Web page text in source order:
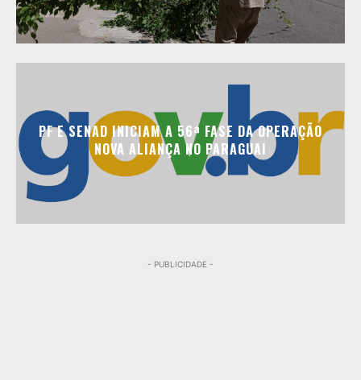
PF E SENAD INICIAM A 56ª FASE DA OPERAÇÃO
NOVA ALIANÇA NO PARAGUAI
- PUBLICIDADE -